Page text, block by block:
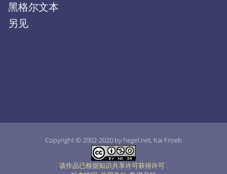
黑格尔文本
另见
Copyright © 2002-2020 by hegel.net, Kai Froeb
该作品已根据知识共享许可获得许可 .